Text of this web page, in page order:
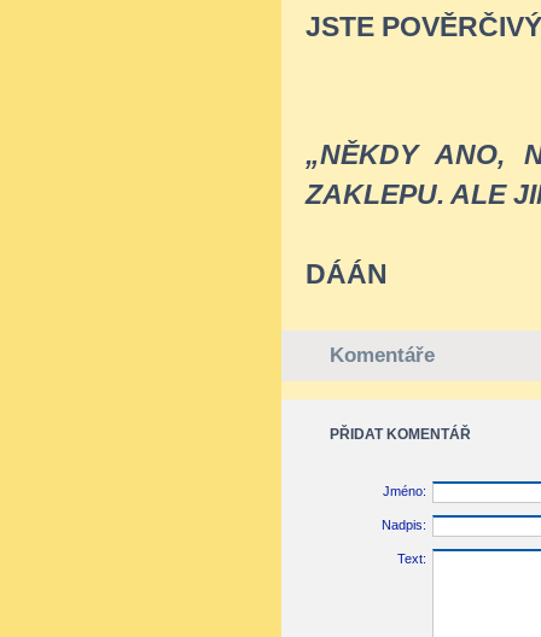
JSTE
„NĚKDY ANO,
ZAKLEPU. ALE
DÁÁN
Komentáře
PŘIDAT KOMENTÁŘ
Jméno:
Nadpis:
Text: